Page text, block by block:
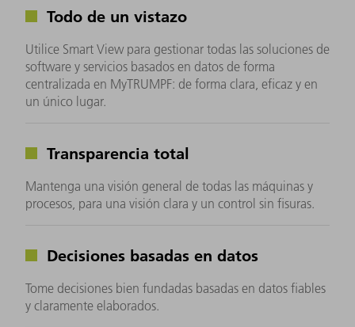
Todo de un vistazo
Utilice Smart View para gestionar todas las soluciones de
software y servicios basados en datos de forma
centralizada en MyTRUMPF: de forma clara, eficaz y en
un único lugar.
Transparencia total
Mantenga una visión general de todas las máquinas y
procesos, para una visión clara y un control sin fisuras.
Decisiones basadas en datos
Tome decisiones bien fundadas basadas en datos fiables
y claramente elaborados.